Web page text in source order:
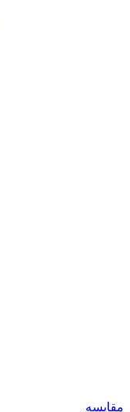
مقایسه